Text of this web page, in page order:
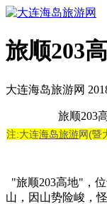
旅顺203
大连海岛旅游网
旅顺203
注:大连海岛旅游网(暨
"旅顺203高地"，
山，因山势险峻，